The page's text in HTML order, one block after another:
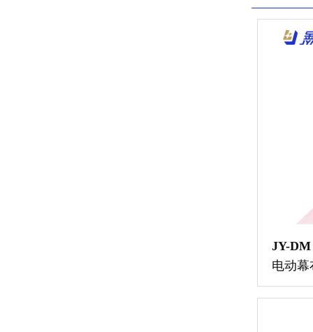
JY-DM
电动幕